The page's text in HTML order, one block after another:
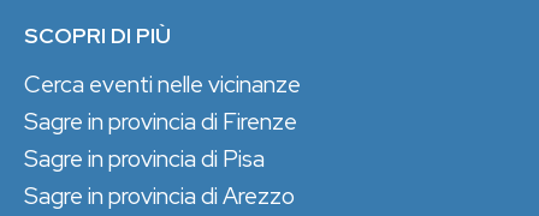
SCOPRI DI PIÙ
Cerca eventi nelle vicinanze
Sagre in provincia di Firenze
Sagre in provincia di Pisa
Sagre in provincia di Arezzo